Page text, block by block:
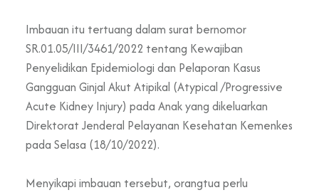
Imbauan itu tertuang dalam surat bernomor
SR.01.05/III/3461/2022 tentang Kewajiban
Penyelidikan Epidemiologi dan Pelaporan Kasus
Gangguan Ginjal Akut Atipikal (Atypical /Progressive
Acute Kidney Injury) pada Anak yang dikeluarkan
Direktorat Jenderal Pelayanan Kesehatan Kemenkes
pada Selasa (18/10/2022).
Menyikapi imbauan tersebut, orangtua perlu